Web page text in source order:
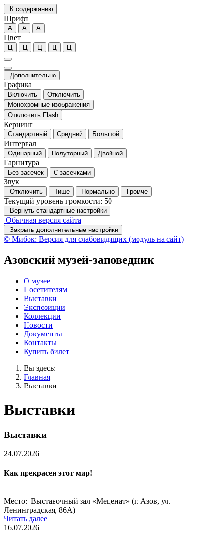
К содержанию
Шрифт
А А А
Цвет
Ц Ц Ц Ц Ц
Дополнительно
Графика
Включить
Отключить
Монохромные изображения
Отключить Flash
Кернинг
Стандартный Средний Большой
Интервал
Одинарный Полуторный Двойной
Гарнитура
Без засечек С засечками
Звук
Отключить Тише Нормально Громче
Текущий уровень громкости: 50
Вернуть стандартные настройки
Обычная версия сайта
Закрыть дополнительные настройки
© Мибок: Версия для слабовидящих (модуль на сайт)
Азовский музей-заповедник
О музее
Посетителям
Выставки
Экспозиции
Коллекции
Новости
Документы
Контакты
Купить билет
Вы здесь:
Главная
Выставки
Выставки
Выставки
24.07.2026
Как прекрасен этот мир!
Место: Выставочный зал «Меценат» (г. Азов, ул.
Ленинградская, 86А)
Читать далее
16.07.2026